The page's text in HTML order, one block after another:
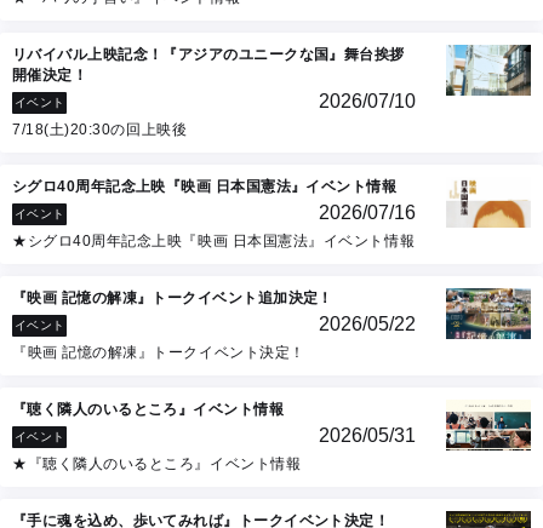
リバイバル上映記念！『アジアのユニークな国』舞台挨拶
開催決定！
イベント 2026/07/10
7/18(土)20:30の回上映後
シグロ40周年記念上映『映画 日本国憲法』イベント情報
イベント 2026/07/16
★シグロ40周年記念上映『映画 日本国憲法』イベント情報
『映画 記憶の解凍』トークイベント追加決定！
イベント 2026/05/22
『映画 記憶の解凍』トークイベント決定！
『聴く隣人のいるところ』イベント情報
イベント 2026/05/31
★『聴く隣人のいるところ』イベント情報
『手に魂を込め、歩いてみれば』トークイベント決定！